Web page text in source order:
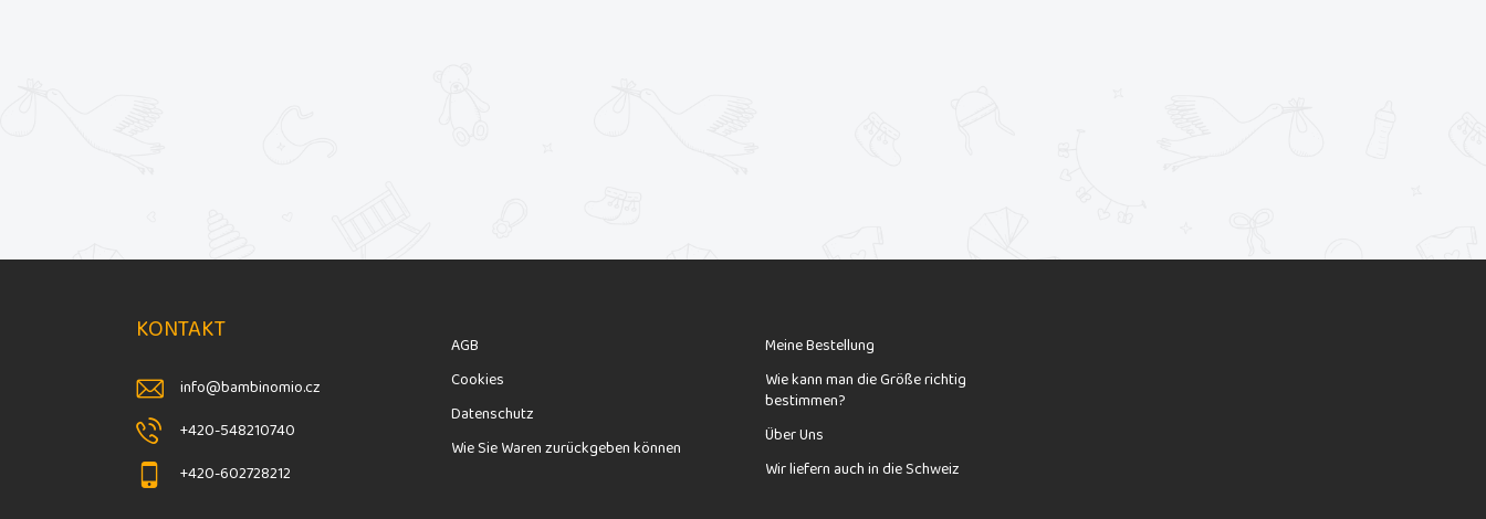
F
KONTAKT
info@bambinomio.cz
+420-548210740
+420-602728212
AGB
Cookies
Datenschutz
Wie Sie Waren zurückgeben können
Meine Bestellung
Wie kann man die Größe richtig
bestimmen?
Über Uns
Wir liefern auch in die Schweiz